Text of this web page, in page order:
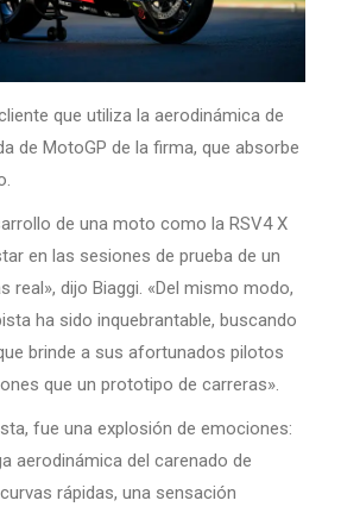
que utiliza la aerodinámica de
de MotoGP de la firma, que absorbe
de una moto como la RSV4 X
en las sesiones de prueba de un
real», dijo Biaggi. «Del mismo modo,
ha sido inquebrantable, buscando
brinde a sus afortunados pilotos
que un prototipo de carreras».
fue una explosión de emociones:
aerodinámica del carenado de
rápidas, una sensación